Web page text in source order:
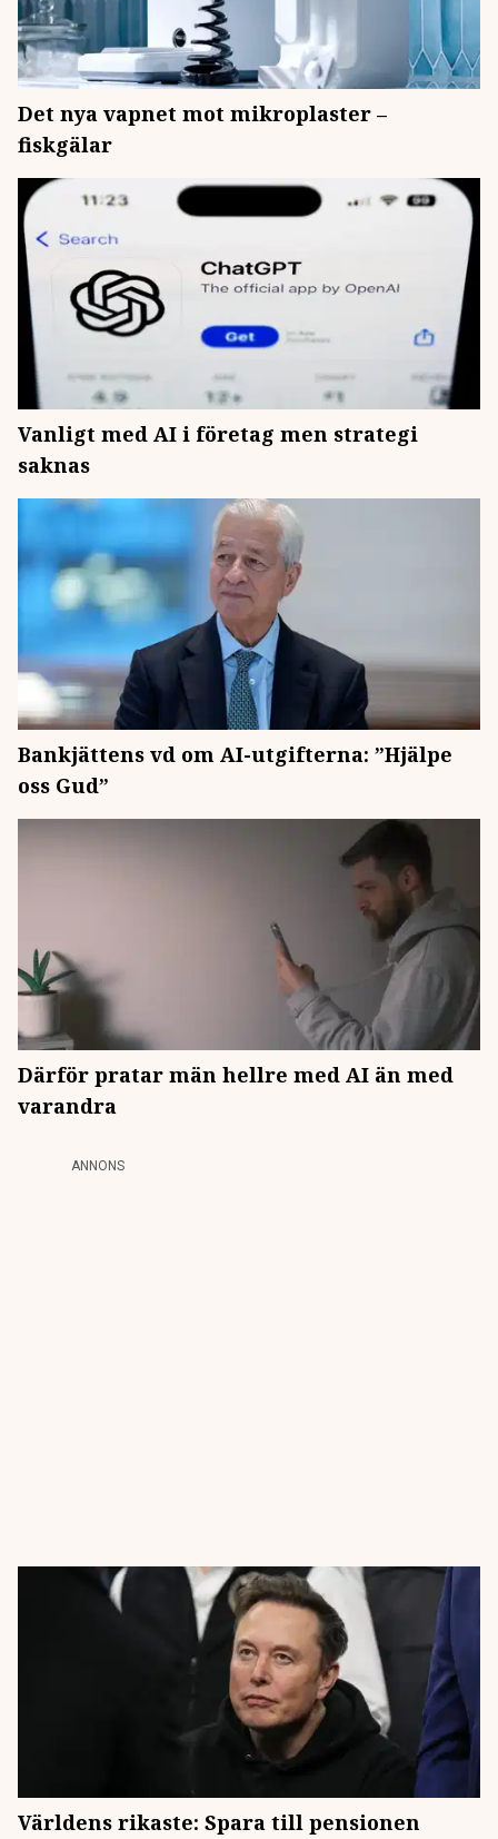
Det nya vapnet mot mikroplaster –
fiskgälar
Vanligt med AI i företag men strategi
saknas
Bankjättens vd om AI-utgifterna: ”Hjälpe
oss Gud”
Därför pratar män hellre med AI än med
varandra
ANNONS
Världens rikaste: Spara till pensionen